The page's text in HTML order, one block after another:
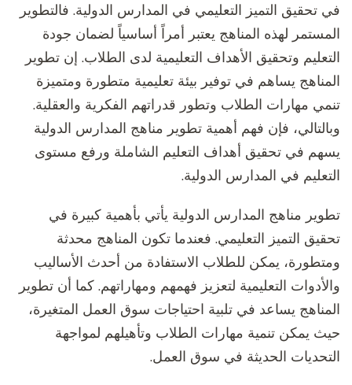
في تحقيق التميز التعليمي في المدارس الدولية. فالتطوير
المستمر لهذه المناهج يعتبر أمراً أساسياً لضمان جودة
التعليم وتحقيق الأهداف التعليمية لدى الطلاب. إن تطوير
المناهج يساهم في توفير بيئة تعليمية متطورة ومتميزة
تنمي مهارات الطلاب وتطور قدراتهم الفكرية والعقلية.
وبالتالي، فإن فهم أهمية تطوير مناهج المدارس الدولية
يسهم في تحقيق أهداف التعليم الشاملة ورفع مستوى
التعليم في المدارس الدولية.
تطوير مناهج المدارس الدولية يأتي بأهمية كبيرة في
تحقيق التميز التعليمي. فعندما تكون المناهج محدثة
ومتطورة، يمكن للطلاب الاستفادة من أحدث الأساليب
والأدوات التعليمية لتعزيز فهمهم ومهاراتهم. كما أن تطوير
المناهج يساعد في تلبية احتياجات سوق العمل المتغيرة،
حيث يمكن تنمية مهارات الطلاب وتأهيلهم لمواجهة
التحديات الحديثة في سوق العمل.